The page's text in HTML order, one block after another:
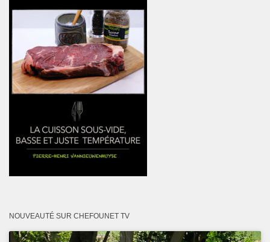
NOUVEAUTÉ SUR CHEFOUNET TV